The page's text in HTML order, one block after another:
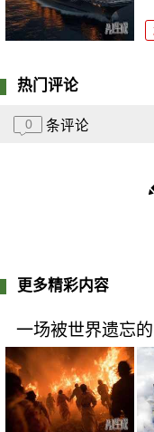
热门评论
0 条评论
更多精彩内容
一场被世界遗忘